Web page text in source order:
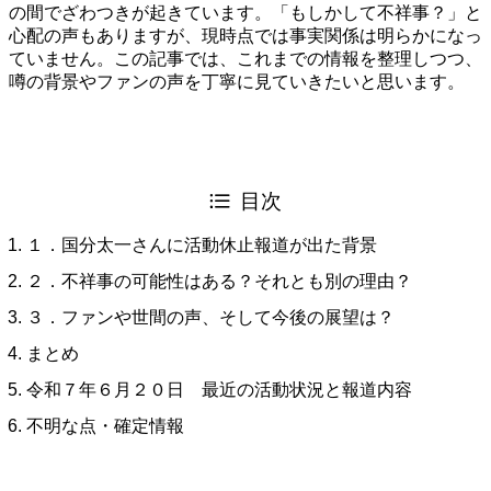
の間でざわつきが起きています。「もしかして不祥事？」と
心配の声もありますが、現時点では事実関係は明らかになっ
ていません。この記事では、これまでの情報を整理しつつ、
噂の背景やファンの声を丁寧に見ていきたいと思います。
目次
１．国分太一さんに活動休止報道が出た背景
２．不祥事の可能性はある？それとも別の理由？
３．ファンや世間の声、そして今後の展望は？
まとめ
令和７年６月２０日 最近の活動状況と報道内容
不明な点・確定情報